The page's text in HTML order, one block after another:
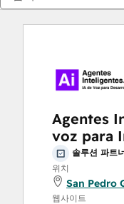
Agentes
voz para
솔루션 파트
위치
San Pedro
웹사이트